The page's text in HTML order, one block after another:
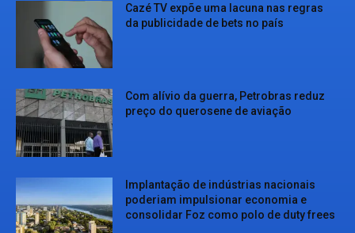
Cazé TV expõe uma lacuna nas regras
da publicidade de bets no país
Com alívio da guerra, Petrobras reduz
preço do querosene de aviação
Implantação de indústrias nacionais
poderiam impulsionar economia e
consolidar Foz como polo de duty frees